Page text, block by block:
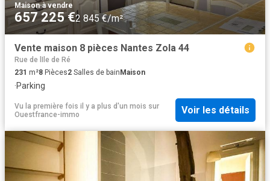
Maison·à vendre
657 225 €2 845 €/m²
Vente maison 8 pièces Nantes Zola 44
Rue de lIle de Ré
231 m²8 Pièces2 Salles de bainMaison
·Parking
Vu la première fois il y a plus d'un mois sur
Ouestfrance-immo
Voir les détails